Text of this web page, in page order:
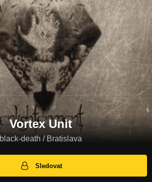
Vortex Unit
black-death / Bratislava
Sledovat